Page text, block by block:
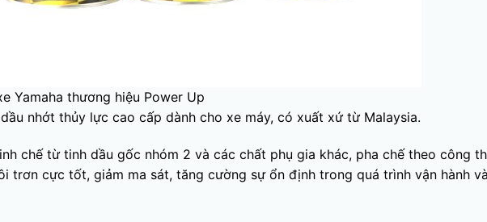
Yamaha thương hiệu Power Up
nhớt thủy lực cao cấp dành cho xe máy, có xuất xứ từ Malaysia.
chế từ tinh dầu gốc nhóm 2 và các chất phụ gia khác, pha chế theo công
trơn cực tốt, giảm ma sát, tăng cường sự ổn định trong quá trình vận hành và